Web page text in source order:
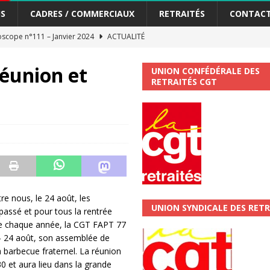
CADRES / COMMERCIAUX RETRAITÉS
n°111 – Janvier 2024
ACTUALITÉ
et…. des augmentations pour les salariéS !!!
de développement de la Direction Commerciale DDCE/Télévente :
Sociales et Culturelles : Un droit, pas un cadeau !
n°126
AUTRES TRACTS
et
nous, le 24 août, les
et pour tous la rentrée
année, la CGT FAPT 77
août, son assemblée de
barbecue fraternel. La réunion
et aura lieu dans la grande
UNION CONFÉDÉRALE DES
RETRAITÉS CGT
UNION SYNDICALE DES